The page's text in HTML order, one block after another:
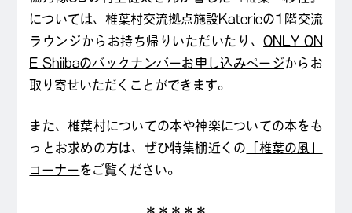
については、椎葉村交流拠点施設Katerieの1階交流
ラウンジからお持ち帰りいただいたり、ONLY ON
E Shiibaのバックナンバーお申し込みページからお
取り寄せいただくことができます。
また、椎葉村についての本や神楽についての本をも
っとお求めの方は、ぜひ特集棚近くの 「椎葉の風」
コーナーをご覧ください。